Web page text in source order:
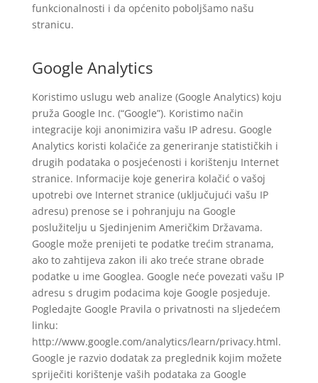
funkcionalnosti i da općenito poboljšamo našu
stranicu.
Google Analytics
Koristimo uslugu web analize (Google Analytics) koju
pruža Google Inc. (“Google”). Koristimo način
integracije koji anonimizira vašu IP adresu. Google
Analytics koristi kolačiće za generiranje statističkih i
drugih podataka o posjećenosti i korištenju Internet
stranice. Informacije koje generira kolačić o vašoj
upotrebi ove Internet stranice (uključujući vašu IP
adresu) prenose se i pohranjuju na Google
poslužitelju u Sjedinjenim Američkim Državama.
Google može prenijeti te podatke trećim stranama,
ako to zahtijeva zakon ili ako treće strane obrade
podatke u ime Googlea. Google neće povezati vašu IP
adresu s drugim podacima koje Google posjeduje.
Pogledajte Google Pravila o privatnosti na sljedećem
linku:
http://www.google.com/analytics/learn/privacy.html.
Google je razvio dodatak za preglednik kojim možete
spriječiti korištenje vaših podataka za Google